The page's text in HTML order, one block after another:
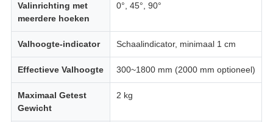
Valinrichting met
meerdere hoeken
0°, 45°, 90°
Valhoogte-indicator Schaalindicator, minimaal 1 cm
Effectieve Valhoogte 300~1800 mm (2000 mm optioneel)
Maximaal Getest
Gewicht
2 kg